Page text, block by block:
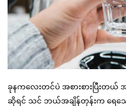
ခုနကလေးတင်ပဲ အစားစားပြီးတယ် အ
ဆိုရင် သင် ဘယ်အချိန်တုန်းက ရေ